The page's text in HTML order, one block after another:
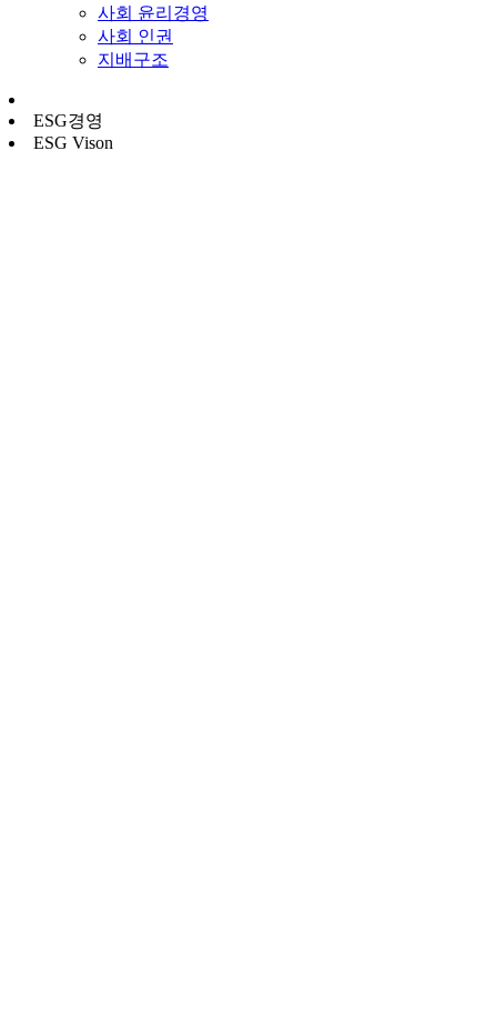
사회 윤리경영
사회 인권
지배구조
ESG경영
ESG Vison